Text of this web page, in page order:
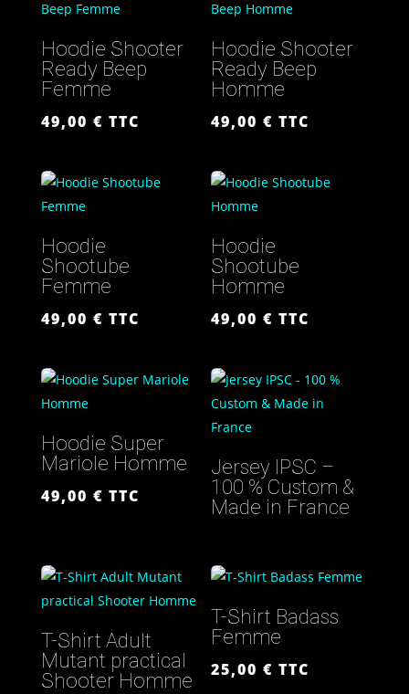
Hoodie Shooter
Ready Beep
Femme
49,00 € TTC
Hoodie Shooter
Ready Beep
Homme
49,00€ TTC
Hoodie
Shootube
Femme
49,00 € TTC
Hoodie
Shootube
Homme
49,00€ TTC
Hoodie Super
Mariole Homme
49,00 € TTC
Jersey IPSC –
100 % Custom &
Made in France
T-Shirt Adult
Mutant practical
Shooter Homme
T-Shirt Badass
Femme
25,00€ TTC